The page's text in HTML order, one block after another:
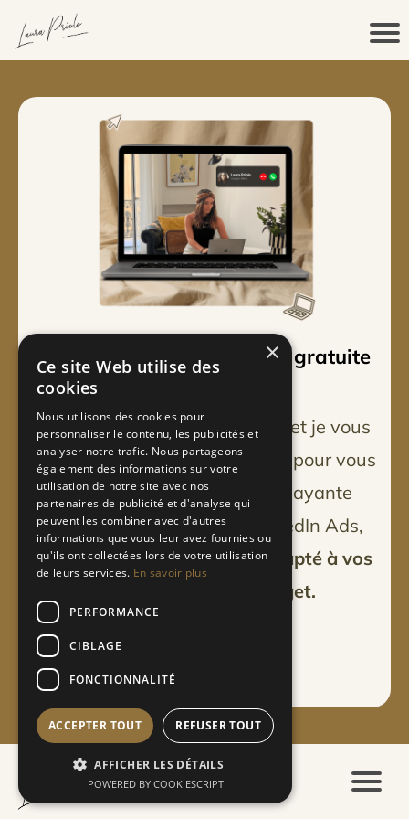
Je vous offre une stratégie gratuite
Laissez-moi vos coordonnées et je vous
recontacterai en moins de 24h pour vous
offrir un plan d'acquisition payante
(Google Ads, Meta Ads, LinkedIn Ads,
Pinterest Ads, TikTok Ads)adapté à vos
à votre budget.
×
Ce site Web utilise des
cookies
Nous utilisons des cookies pour
personnaliser le contenu, les publicités et
analyser notre trafic. Nous partageons
également des informations sur votre
utilisation de notre site avec nos
partenaires de publicité et d'analyse qui
peuvent les combiner avec d'autres
informations que vous leur avez fournies ou
qu'ils ont collectées lors de votre utilisation
de leurs services. En savoir plus
PERFORMANCE
CIBLAGE
FONCTIONNALITÉ
ACCEPTER TOUT REFUSER TOUT
AFFICHER LES DÉTAILS
POWERED BY COOKIESCRIPT